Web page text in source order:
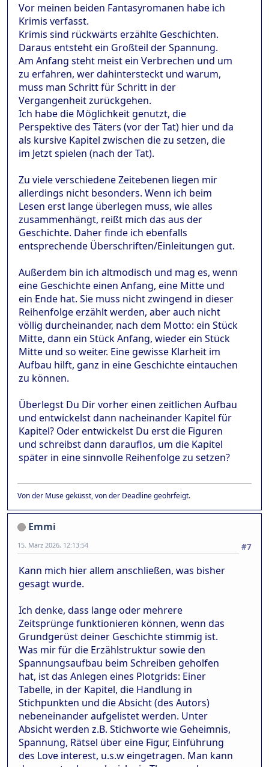
Vor meinen beiden Fantasyromanen habe ich
Krimis verfasst.
Krimis sind rückwärts erzählte Geschichten.
Daraus entsteht ein Großteil der Spannung.
Am Anfang steht meist ein Verbrechen und um
zu erfahren, wer dahintersteckt und warum,
muss man Schritt für Schritt in der
Vergangenheit zurückgehen.
Ich habe die Möglichkeit genutzt, die
Perspektive des Täters (vor der Tat) hier und da
als kursive Kapitel zwischen die zu setzen, die
im Jetzt spielen (nach der Tat).
Zu viele verschiedene Zeitebenen liegen mir
allerdings nicht besonders. Wenn ich beim
Lesen erst lange überlegen muss, wie alles
zusammenhängt, reißt mich das aus der
Geschichte. Daher finde ich ebenfalls
entsprechende Überschriften/Einleitungen gut.
Außerdem bin ich altmodisch und mag es, wenn
eine Geschichte einen Anfang, eine Mitte und
ein Ende hat. Sie muss nicht zwingend in dieser
Reihenfolge erzählt werden, aber auch nicht
völlig durcheinander, nach dem Motto: ein Stück
Mitte, dann ein Stück Anfang, wieder ein Stück
Mitte und so weiter. Eine gewisse Klarheit im
Aufbau hilft, ganz in eine Geschichte eintauchen
zu können.
Überlegst Du Dir vorher einen zeitlichen Aufbau
und entwickelst dann nacheinander Kapitel für
Kapitel? Oder entwickelst Du erst die Figuren
und schreibst dann darauflos, um die Kapitel
später in eine sinnvolle Reihenfolge zu setzen?
Von der Muse geküsst, von der Deadline geohrfeigt.
Emmi
#7
15. März 2026, 12:13:54
Kann mich hier allem anschließen, was bisher
gesagt wurde.
Ich denke, dass lange oder mehrere
Zeitsprünge funktionieren können, wenn das
Grundgerüst deiner Geschichte stimmig ist.
Was mir für die Erzählstruktur sowie den
Spannungsaufbau beim Schreiben geholfen
hat, ist das Anlegen eines Plotgrids: Einer
Tabelle, in der Kapitel, die Handlung in
Stichpunkten und die Absicht (des Autors)
nebeneinander aufgelistet werden. Unter
Absicht werden z.B. Stichworte wie Geheimnis,
Spannung, Rätsel über eine Figur, Einführung
des Love interest, u.s.w eingetragen. Man kann